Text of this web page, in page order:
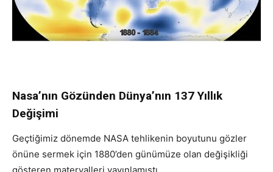
Nasa’nın Gözünden Dünya’nın 137 Yıllık
Değişimi
Geçtiğimiz dönemde NASA tehlikenin boyutunu gözler
önüne sermek için 1880’den günümüze olan değişikliği
gösteren materyalleri yayınlamıştı.